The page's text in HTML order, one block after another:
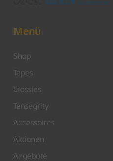
Menü
Shop
Tapes
Crossies
Tensegrity
Accessoires
Aktionen
Angebote